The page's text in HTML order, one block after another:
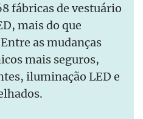
fábricas de vestuário
mais do que
as mudanças
mais seguros,
iluminação LED e